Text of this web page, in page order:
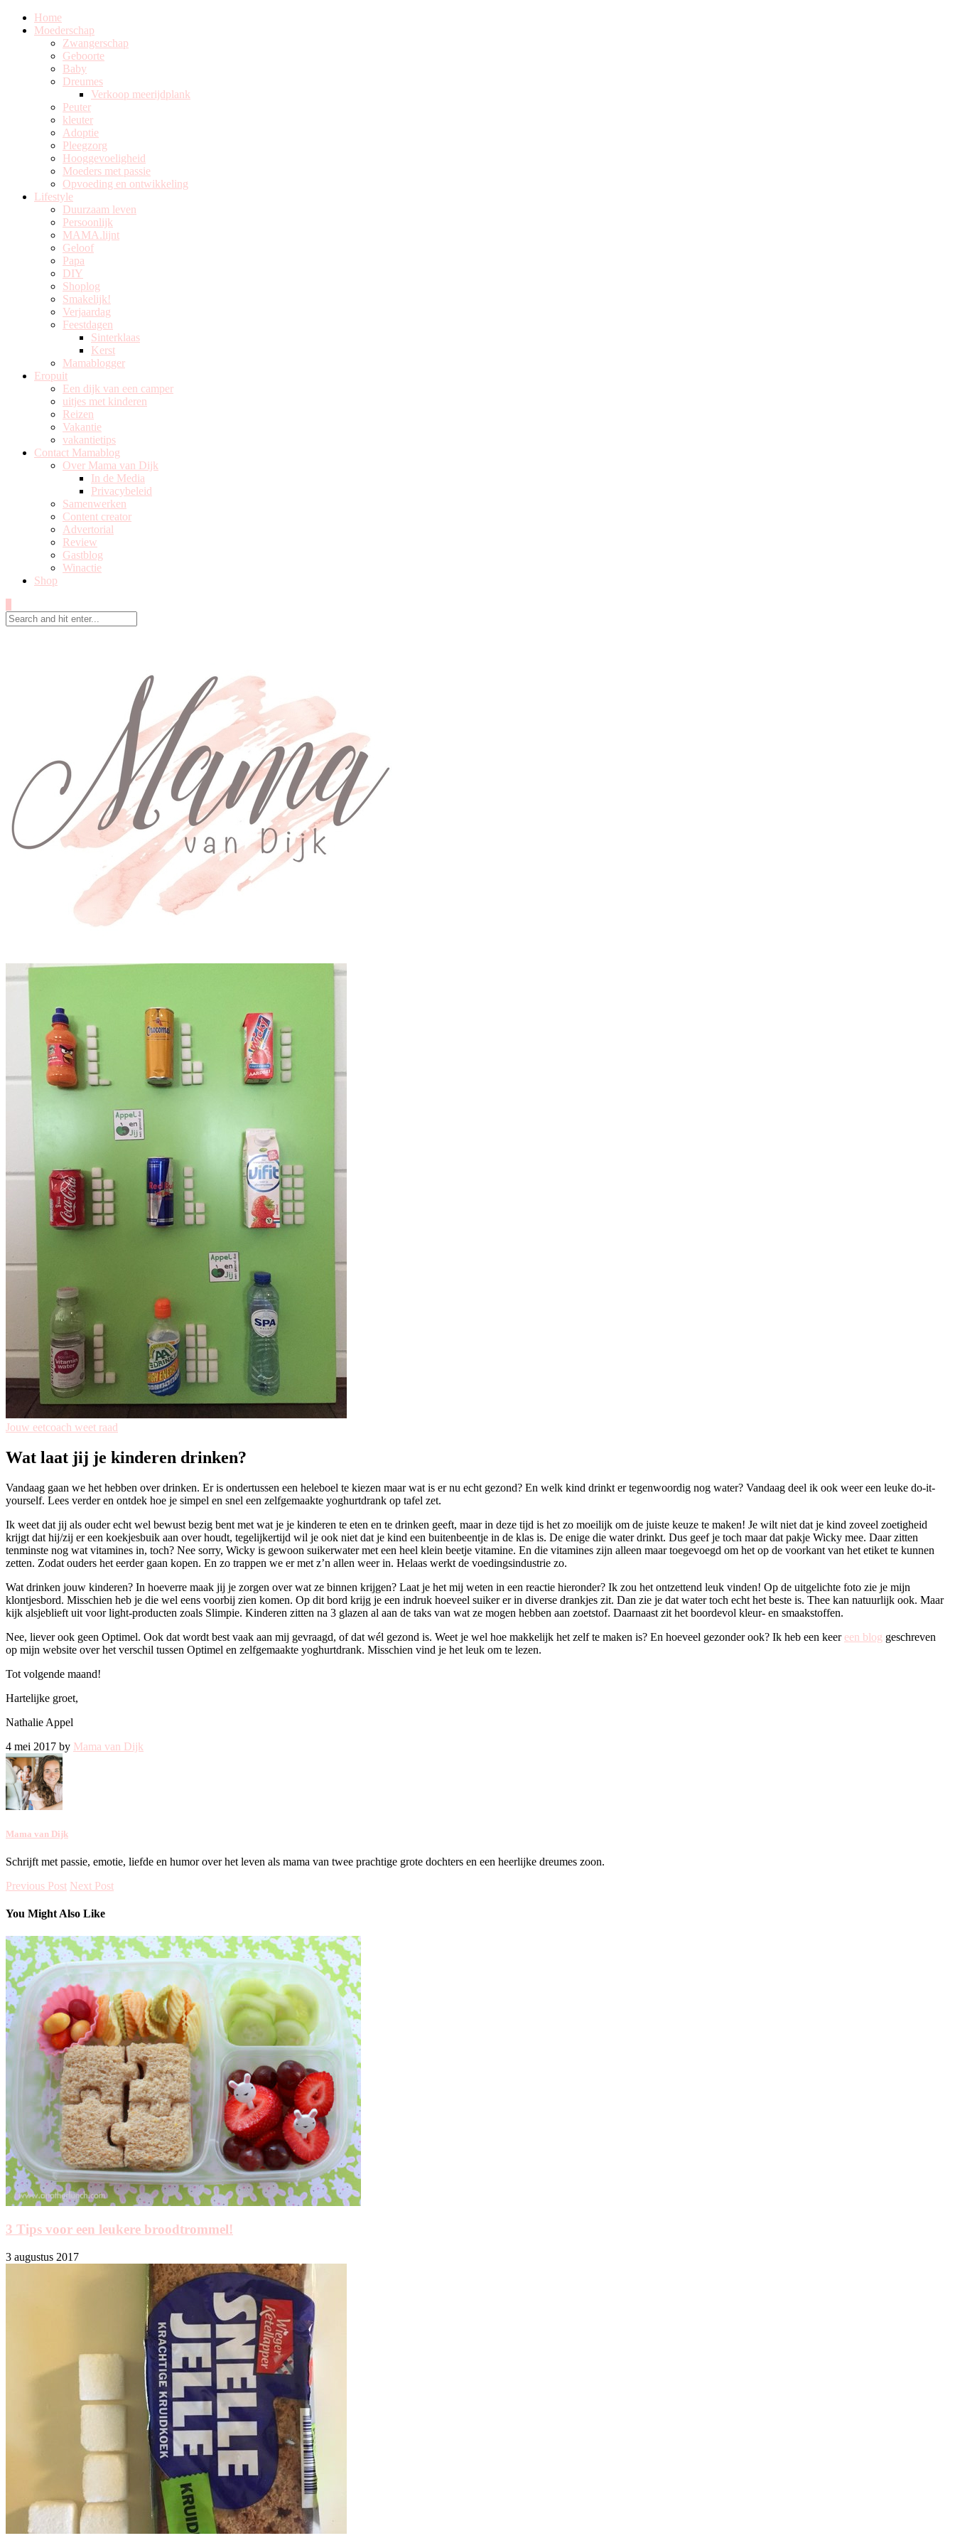
Home
Moederschap
Zwangerschap
Geboorte
Baby
Dreumes
Verkoop meerijdplank
Peuter
kleuter
Adoptie
Pleegzorg
Hooggevoeligheid
Moeders met passie
Opvoeding en ontwikkeling
Lifestyle
Duurzaam leven
Persoonlijk
MAMA.lijnt
Geloof
Papa
DIY
Shoplog
Smakelijk!
Verjaardag
Feestdagen
Sinterklaas
Kerst
Mamablogger
Eropuit
Een dijk van een camper
uitjes met kinderen
Reizen
Vakantie
vakantietips
Contact Mamablog
Over Mama van Dijk
In de Media
Privacybeleid
Samenwerken
Content creator
Advertorial
Review
Gastblog
Winactie
Shop
Jouw eetcoach weet raad
Wat laat jij je kinderen drinken?
Vandaag gaan we het hebben over drinken. Er is ondertussen een heleboel te kiezen maar wat is er nu echt gezond? En welk kind drinkt er tegenwoordig nog water? Vandaag deel ik ook weer een leuke do-it-
yourself. Lees verder en ontdek hoe je simpel en snel een zelfgemaakte yoghurtdrank op tafel zet.
Ik weet dat jij als ouder echt wel bewust bezig bent met wat je je kinderen te eten en te drinken geeft, maar in deze tijd is het zo moeilijk om de juiste keuze te maken! Je wilt niet dat je kind zoveel zoetigheid
krijgt dat hij/zij er een koekjesbuik aan over houdt, tegelijkertijd wil je ook niet dat je kind een buitenbeentje in de klas is. De enige die water drinkt. Dus geef je toch maar dat pakje Wicky mee. Daar zitten
tenminste nog wat vitamines in, toch? Nee sorry, Wicky is gewoon suikerwater met een heel klein beetje vitamine. En die vitamines zijn alleen maar toegevoegd om het op de voorkant van het etiket te kunnen
zetten. Zodat ouders het eerder gaan kopen. En zo trappen we er met z’n allen weer in. Helaas werkt de voedingsindustrie zo.
Wat drinken jouw kinderen? In hoeverre maak jij je zorgen over wat ze binnen krijgen? Laat je het mij weten in een reactie hieronder? Ik zou het ontzettend leuk vinden! Op de uitgelichte foto zie je mijn
klontjesbord. Misschien heb je die wel eens voorbij zien komen. Op dit bord krijg je een indruk hoeveel suiker er in diverse drankjes zit. Dan zie je dat water toch echt het beste is. Thee kan natuurlijk ook. Maar
kijk alsjeblieft uit voor light-producten zoals Slimpie. Kinderen zitten na 3 glazen al aan de taks van wat ze mogen hebben aan zoetstof. Daarnaast zit het boordevol kleur- en smaakstoffen.
Nee, liever ook geen Optimel. Ook dat wordt best vaak aan mij gevraagd, of dat wél gezond is. Weet je wel hoe makkelijk het zelf te maken is? En hoeveel gezonder ook? Ik heb een keer een blog geschreven
op mijn website over het verschil tussen Optimel en zelfgemaakte yoghurtdrank. Misschien vind je het leuk om te lezen.
Tot volgende maand!
Hartelijke groet,
Nathalie Appel
4 mei 2017 by Mama van Dijk
Mama van Dijk
Schrijft met passie, emotie, liefde en humor over het leven als mama van twee prachtige grote dochters en een heerlijke dreumes zoon.
Previous Post Next Post
You Might Also Like
3 Tips voor een leukere broodtrommel!
3 augustus 2017